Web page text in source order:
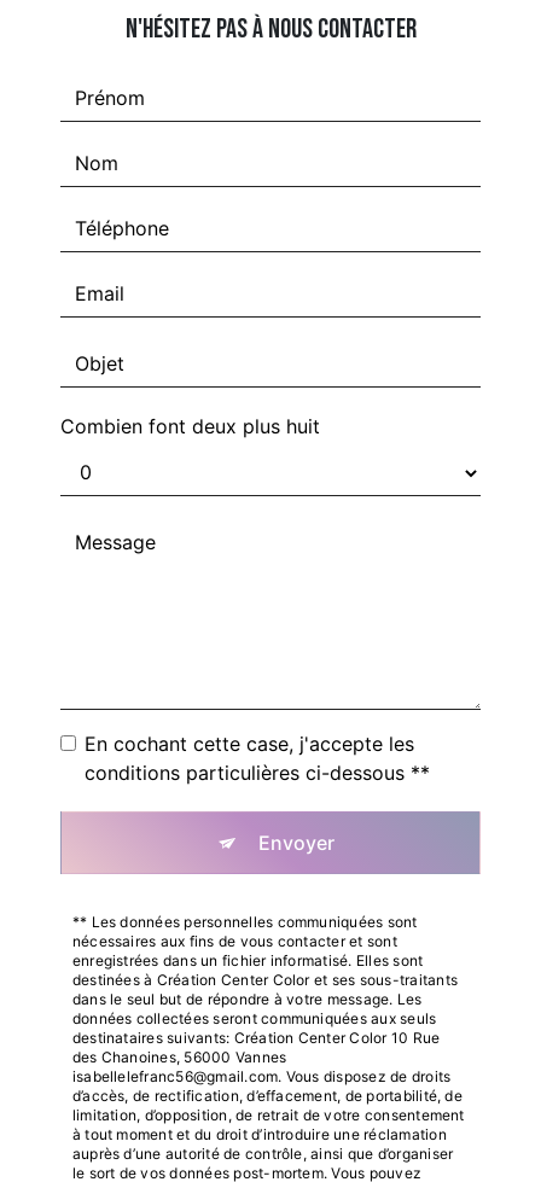
N'hésitez pas à nous contacter
Combien font deux plus huit
En cochant cette case, j'accepte les
conditions particulières ci-dessous **
Envoyer
** Les données personnelles communiquées sont
nécessaires aux fins de vous contacter et sont
enregistrées dans un fichier informatisé. Elles sont
destinées à Création Center Color et ses sous-traitants
dans le seul but de répondre à votre message. Les
données collectées seront communiquées aux seuls
destinataires suivants: Création Center Color 10 Rue
des Chanoines, 56000 Vannes
isabellelefranc56@gmail.com. Vous disposez de droits
d’accès, de rectification, d’effacement, de portabilité, de
limitation, d’opposition, de retrait de votre consentement
à tout moment et du droit d’introduire une réclamation
auprès d’une autorité de contrôle, ainsi que d’organiser
le sort de vos données post-mortem. Vous pouvez